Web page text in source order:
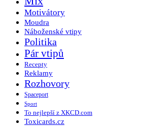
Motivátory
Moudra
Náboženské vtipy
Politika
Pár vtipů
Recepty
Reklamy
Rozhovory
Spaceport
Sport
To nejlepší z XKCD.com
Toxicards.cz